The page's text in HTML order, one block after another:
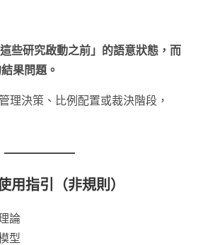
些研究啟動之前」的語意狀態，而
果問題。
理決策、比例配置或裁決階段，
用指引（非規則）
論
型